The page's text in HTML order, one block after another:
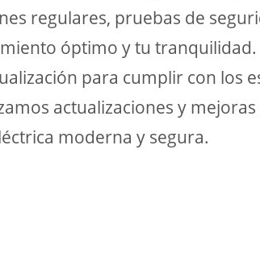
regulares, pruebas de
óptimo y tu tranquilidad.
para cumplir con los
actualizaciones y
moderna y segura.